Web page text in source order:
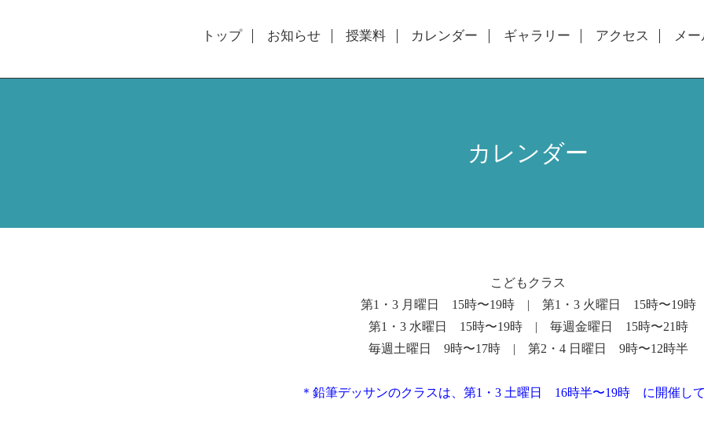
トップ お知らせ 授業料 カレンダー ギャラリー アクセス メ
カレンダー
こどもクラス
第1・3 月曜日 15時〜19時 | 第1・3 火曜日 15時〜19時
第1・3 水曜日 15時〜19時 | 毎週金曜日 15時〜21時
毎週土曜日 9時〜17時 | 第2・4 日曜日 9時〜12時半
＊鉛筆デッサンのクラスは、第1・3 土曜日 16時半〜19時 に開催し